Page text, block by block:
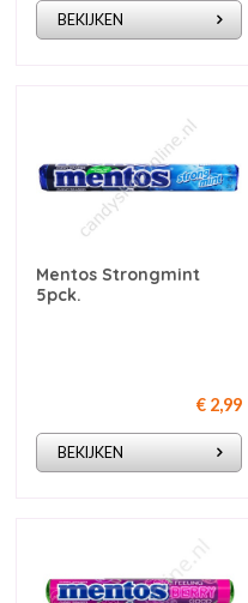
BEKIJKEN
Mentos Strongmint
5pck.
€ 2,99
BEKIJKEN